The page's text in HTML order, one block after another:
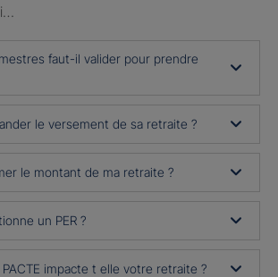
faut-il valider pour prendre
le versement de sa retraite ?
le montant de ma retraite ?
un PER ?
impacte t elle votre retraite ?